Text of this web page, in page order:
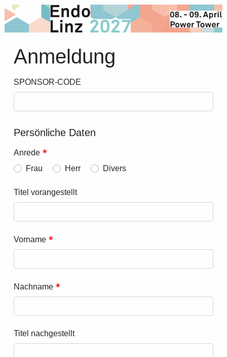
Anmeldung
SPONSOR-CODE
Persönliche Daten
Anrede *
Frau Herr Divers
Titel vorangestellt
Vorname *
Nachname *
Titel nachgestellt